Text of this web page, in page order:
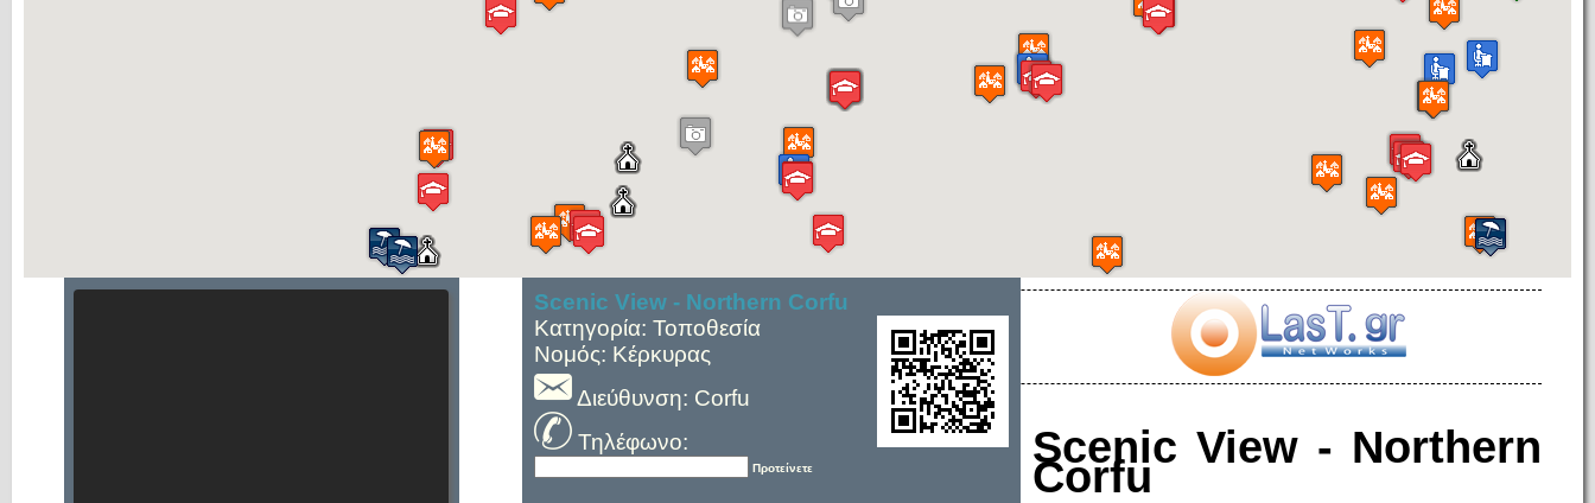
Scenic View - Northern Corfu
Κατηγορία: Τοποθεσία
Νομός: Κέρκυρας
Διεύθυνση: Corfu
Τηλέφωνο:
Προτείνετε Scenic View - Northern
Corfu